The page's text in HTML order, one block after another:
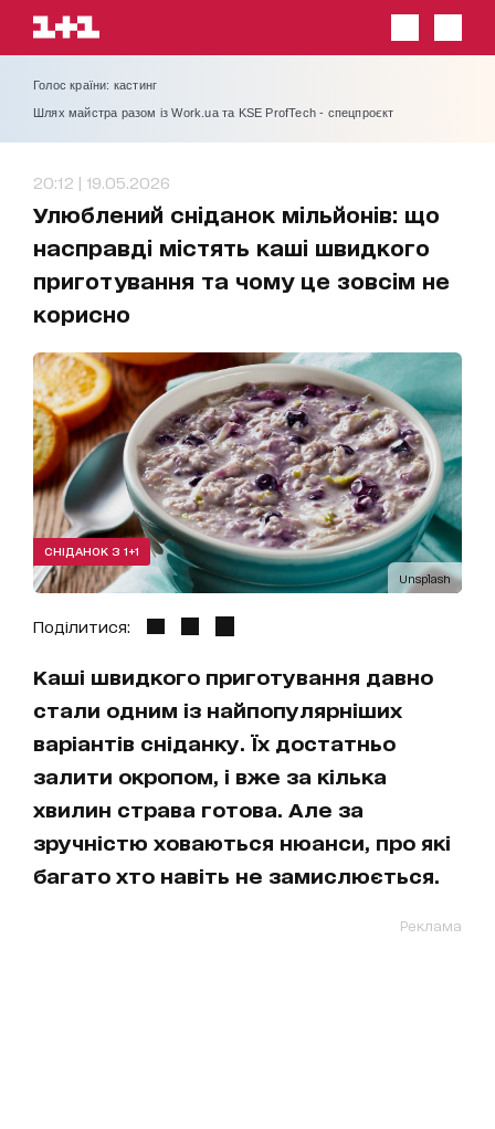
Голос країни: кастинг
Шлях майстра разом із Work.ua та KSE ProfTech - спецпроєкт
20:12 | 19.05.2026
Улюблений сніданок мільйонів: що
насправді містять каші швидкого
приготування та чому це зовсім не
корисно
Unsplash
СНІДАНОК З 1+1
Поділитися:
Каші швидкого приготування давно
стали одним із найпопулярніших
варіантів сніданку. Їх достатньо
залити окропом, і вже за кілька
хвилин страва готова. Але за
зручністю ховаються нюанси, про які
багато хто навіть не замислюється.
Реклама